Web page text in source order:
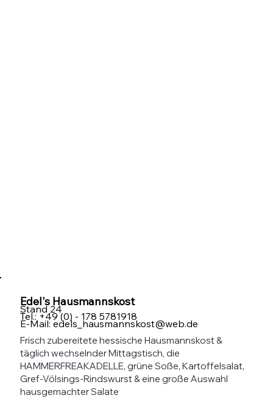
Edel's Hausmannskost
Stand 24
Tel.: +49 (0) - 178 5781918
E-Mail: edels_hausmannskost@web.de
Frisch zubereitete hessische Hausmannskost &
täglich wechselnder Mittagstisch, die
HAMMERFREAKADELLE, grüne Soße, Kartoffelsalat,
Gref-Völsings-Rindswurst & eine große Auswahl
hausgemachter Salate